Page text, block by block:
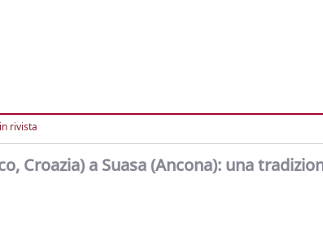
rivista
Croazia) a Suasa (Ancona): una